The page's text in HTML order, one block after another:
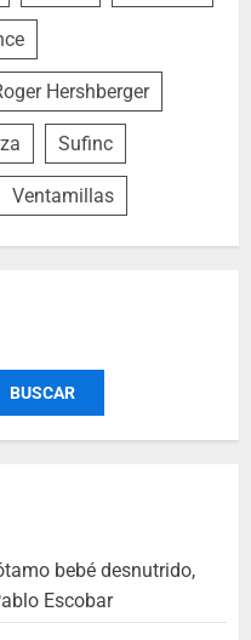
Hershberger
Sufinc
Ventamillas
BUSCAR
bebé desnutrido,
Escobar